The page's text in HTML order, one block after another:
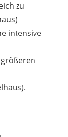
zu
intensive